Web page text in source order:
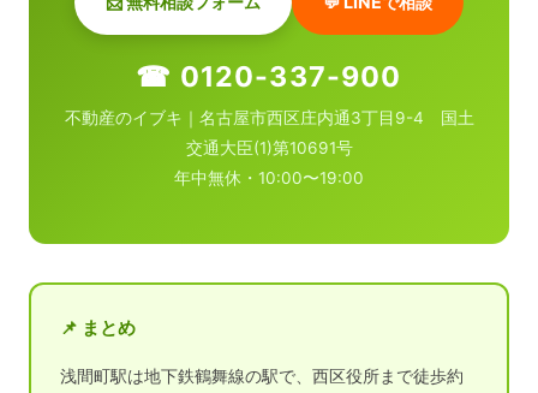
☎ 0120-337-900
不動産のイブキ｜名古屋市西区庄内通3丁目9-4 国土
交通大臣(1)第10691号
年中無休・10:00〜19:00
📌 まとめ
浅間町駅は地下鉄鶴舞線の駅で、西区役所まで徒歩約